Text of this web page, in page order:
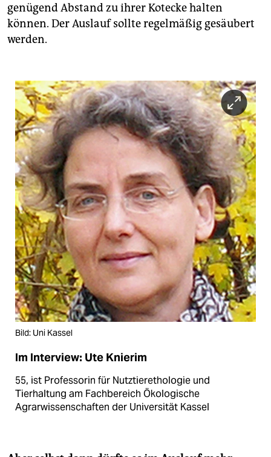
genügend Abstand zu ihrer Kotecke halten
können. Der Auslauf sollte regelmäßig gesäubert
werden.
Bild: Uni Kassel
Im Interview: Ute Knierim
55, ist Professorin für Nutztierethologie und
Tierhaltung am Fachbereich Ökologische
Agrarwissenschaften der Universität Kassel